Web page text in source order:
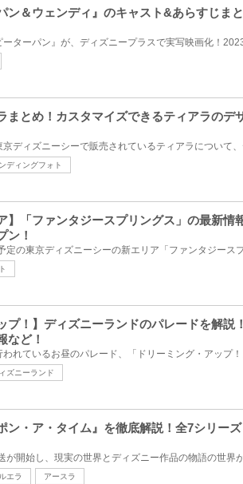
ン＆ウェンディ』のキャスト&あらすじま
まとめ！カスタマイズできるティアラのデ
ディングフォト
】「ファンタジースプリングス」の最新情
ン！
プ！】ディズニーランドのパレードを解説
など！
ズニーランド
ン・ア・タイム』を徹底解説！全7シリーズ
エラ アースラ